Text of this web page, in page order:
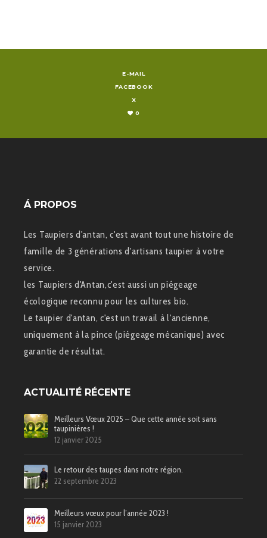
E-MAIL
FACEBOOK
X
0
Á PROPOS
Les Taupiers d'antan, c'est avant tout une histoire de
famille de 3 générations d'artisans taupier à votre
service.
les Taupiers d'Antan,c'est aussi un piégeage
écologique reconnu pour les cultures bio.
Le taupier d'antan, c'est un travail à l'ancienne,
uniquement à la pince (piégeage mécanique) avec
garantie de résultat.
ACTUALITÉ RÉCENTE
Meilleurs Vœux 2025 – Que cette année soit sans
taupinières !
12 janvier 2025
Le retour des taupes dans notre région.
22 septembre 2023
Meilleurs vœux pour l’année 2023 !
15 janvier 2023